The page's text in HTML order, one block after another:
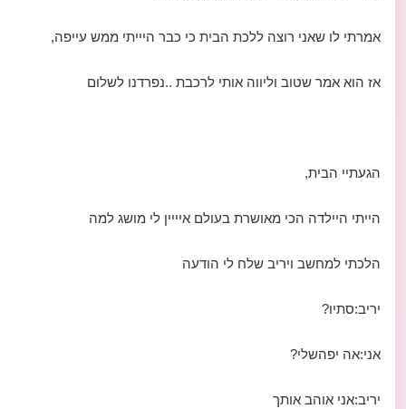
אמרתי לו שאני רוצה ללכת הבית כי כבר היייתי ממש עייפה,
אז הוא אמר שטוב וליווה אותי לרכבת ..נפרדנו לשלום
הגעתיי הבית,
הייתי היילדה הכי מאושרת בעולם איייין לי מושג למה
הלכתי למחשב ויריב שלח לי הודעה
יריב:סתיו?
אני:אה יפהשלי?
יריב:אני אוהב אותך